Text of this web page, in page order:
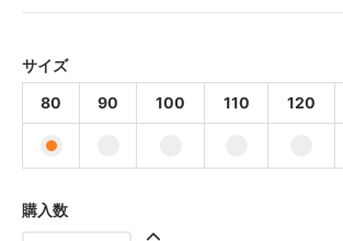
130
サイズ
80
90 100 110 120
購入数